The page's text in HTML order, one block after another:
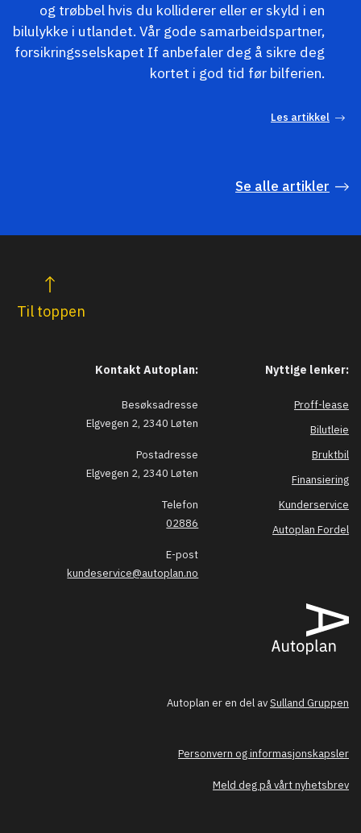
og trøbbel hvis du kolliderer eller er skyld i en
bilulykke i utlandet. Vår gode samarbeidspartner,
forsikringsselskapet If anbefaler deg å sikre deg
kortet i god tid før bilferien.
Les artikkel
Se alle artikler
Til toppen
Kontakt Autoplan:
Besøksadresse
Elgvegen 2, 2340 Løten
Postadresse
Elgvegen 2, 2340 Løten
Telefon
02886
E-post
kundeservice@autoplan.no
Nyttige lenker:
Proff-lease
Bilutleie
Bruktbil
Finansiering
Kunderservice
Autoplan Fordel
Autoplan er en del avSulland Gruppen
Personvern og informasjonskapsler
Meld deg på vårt nyhetsbrev